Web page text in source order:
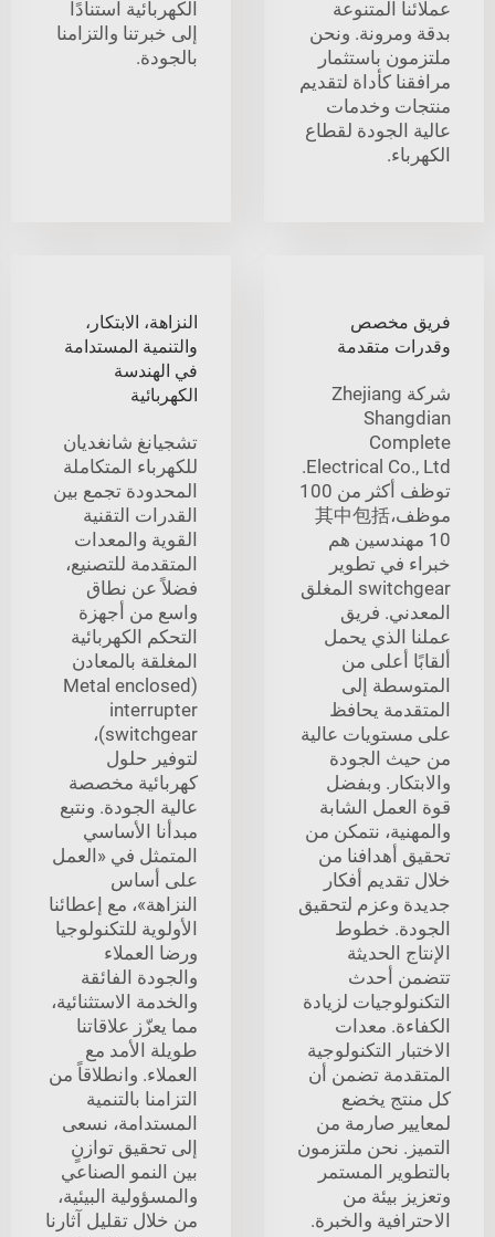
عملائنا المتنوعة
بدقة ومرونة. ونحن
ملتزمون باستثمار
مرافقنا كأداة لتقديم
منتجات وخدمات
عالية الجودة لقطاع
الكهرباء.
الكهربائية استنادًا
إلى خبرتنا والتزامنا
بالجودة.
فريق مخصص
وقدرات متقدمة
شركة Zhejiang
Shangdian
Complete
Electrical Co., Ltd.
توظف أكثر من 100
موظف،其中包括
10 مهندسين هم
خبراء في تطوير
switchgear المغلق
المعدني. فريق
عملنا الذي يحمل
ألقابًا أعلى من
المتوسطة إلى
المتقدمة يحافظ
على مستويات عالية
من حيث الجودة
والابتكار. وبفضل
قوة العمل الشابة
والمهنية، نتمكن من
تحقيق أهدافنا من
خلال تقديم أفكار
جديدة وعزم لتحقيق
الجودة. خطوط
الإنتاج الحديثة
تتضمن أحدث
التكنولوجيات لزيادة
الكفاءة. معدات
الاختبار التكنولوجية
المتقدمة تضمن أن
كل منتج يخضع
لمعايير صارمة من
التميز. نحن ملتزمون
بالتطوير المستمر
وتعزيز بيئة من
الاحترافية والخبرة.
النزاهة، الابتكار،
والتنمية المستدامة
في الهندسة
الكهربائية
تشجيانغ شانغديان
للكهرباء المتكاملة
المحدودة تجمع بين
القدرات التقنية
القوية والمعدات
المتقدمة للتصنيع،
فضلاً عن نطاق
واسع من أجهزة
التحكم الكهربائية
المغلقة بالمعادن
(Metal enclosed
interrupter
switchgear)،
لتوفير حلول
كهربائية مخصصة
عالية الجودة. ونتبع
مبدأنا الأساسي
المتمثل في «العمل
على أساس
النزاهة»، مع إعطائنا
الأولوية للتكنولوجيا
ورضا العملاء
والجودة الفائقة
والخدمة الاستثنائية،
مما يعزّز علاقاتنا
طويلة الأمد مع
العملاء. وانطلاقاً من
التزامنا بالتنمية
المستدامة، نسعى
إلى تحقيق توازنٍ
بين النمو الصناعي
والمسؤولية البيئية،
من خلال تقليل آثارنا